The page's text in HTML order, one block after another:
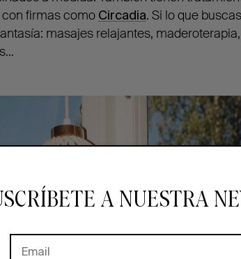
firmas como Circadia. Si lo que
masajes relajantes,
A NUESTRA